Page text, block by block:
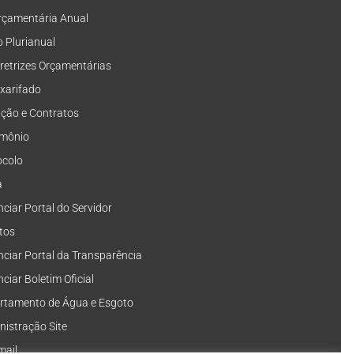
Anual
Plurianual
Orçamentárias
e Contratos
Portal do Servidor
Portal da Transparência
Boletim Oficial
de Água e Esgoto
Site